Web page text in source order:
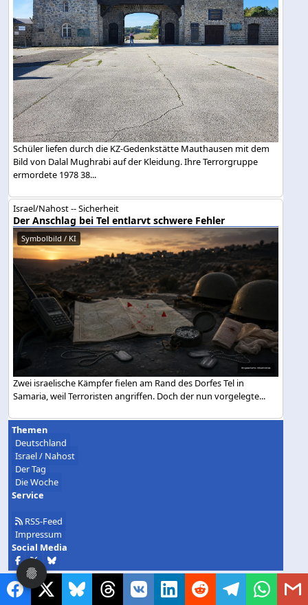
Schüler liefen durch die KZ-Gedenkstätte Mauthausen mit dem
Bild von Dalal Mughrabi auf der Kleidung. Ihre Terrorgruppe
ermordete 1978 38...
Israel/Nahost -- Sicherheit
Der Anschlag bei Tel entlarvt schwere Fehler
Symbolbild / KI
Zwei israelische Kämpfer fielen am Rand des Dorfes Tel in
Samaria, weil Terroristen angriffen. Doch der nun vorgelegte...
Themen
Deutschland
Israel / Nahost
Der Tag
Die Woche
Service
RSS-Feed
Impressum
Social Media